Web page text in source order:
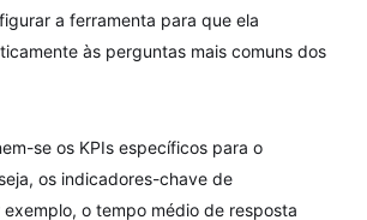
a ferramenta para que ela
às perguntas mais comuns dos
se os KPIs específicos para o
os indicadores-chave de
o tempo médio de resposta